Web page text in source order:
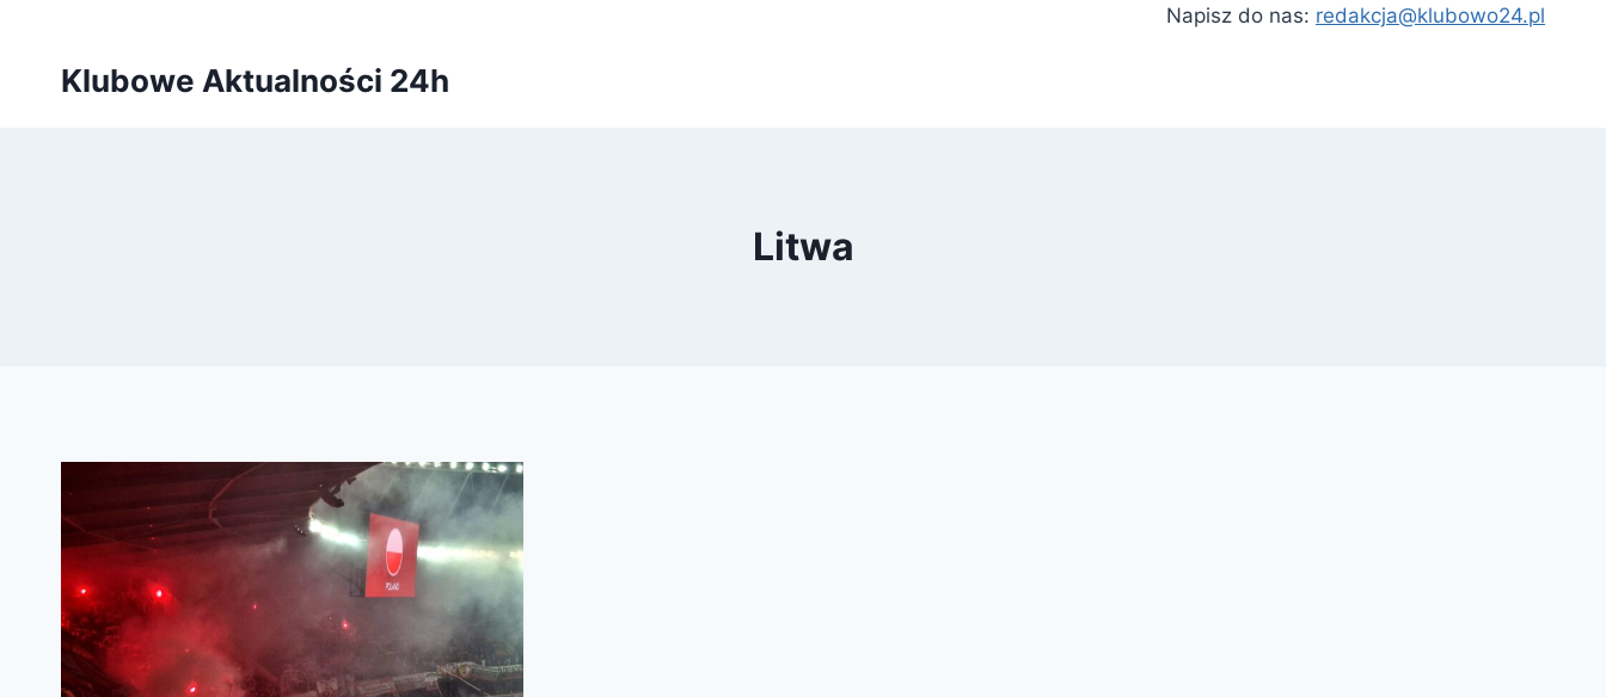
Napisz do nas: redakcja@klubowo24.pl
Klubowe Aktualności 24h
Litwa